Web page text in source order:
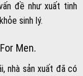
đề như xuất tinh
sinh lý.
Men.
nhà sản xuất đã có